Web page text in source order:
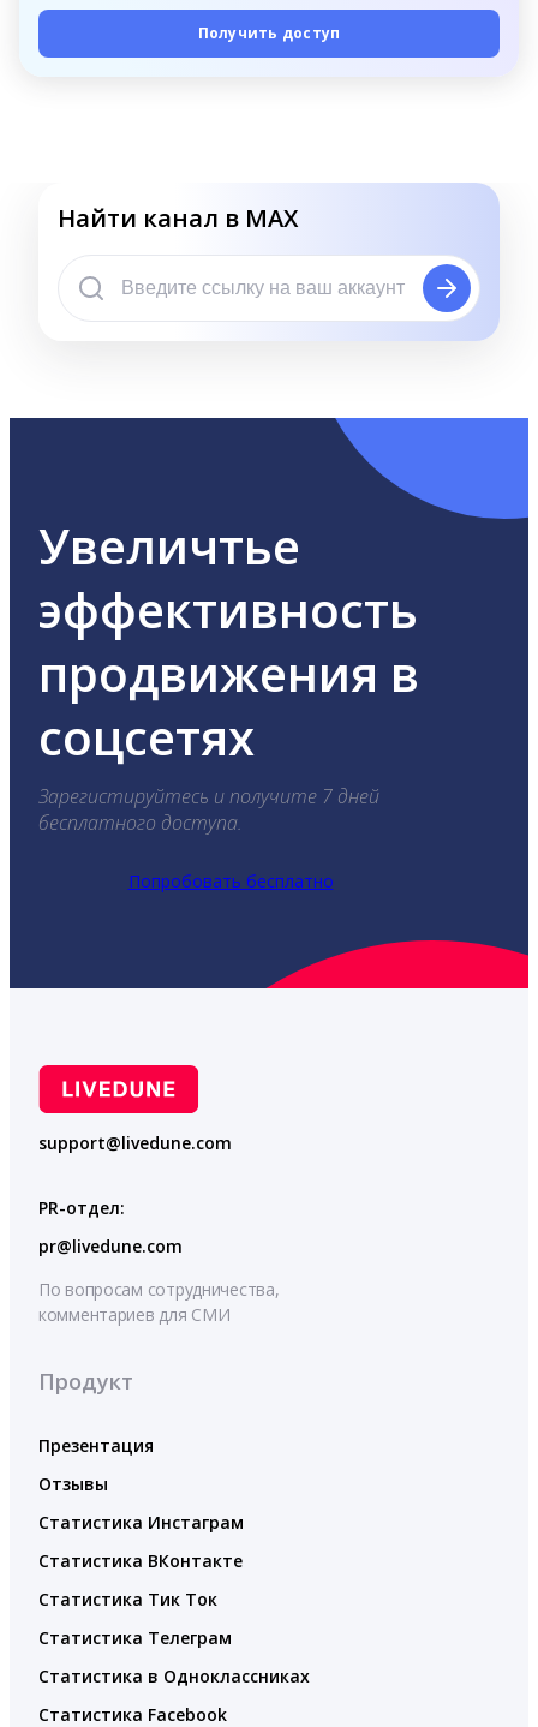
Получить доступ
Найти канал в MAX
Увеличтье
эффективность
продвижения в
соцсетях
Зарегистируйтесь и получите 7 дней
бесплатного доступа.
Попробовать бесплатно
support@livedune.com
PR-отдел:
pr@livedune.com
По вопросам сотрудничества,
комментариев для СМИ
Продукт
Презентация
Отзывы
Статистика Инстаграм
Статистика ВКонтакте
Статистика Тик Ток
Статистика Телеграм
Статистика в Одноклассниках
Статистика Facebook